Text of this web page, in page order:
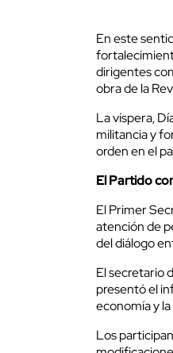
En este
dirigentes
obra de la
La víspera,
militancia y
orden en el
El Partido
El Primer
atención de
del diálogo
El secretario
presentó el
economía y
Los